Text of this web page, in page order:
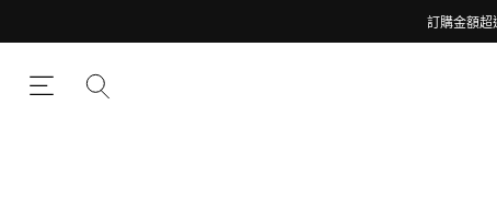
訂購金額